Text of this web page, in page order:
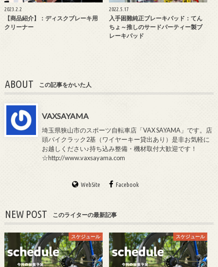
2023.2.2
【商品紹介】：ディスクブレーキ用
クリーナー
2022.5.17
入手困難純正ブレーキパッド：てん
ちょ～推しのサードパーティー製ブ
レーキパッド
ABOUT この記事をかいた人
VAXSAYAMA
埼玉県狭山市のスポーツ自転車店「VAX SAYAMA」です。店
頭バイクラック2基（ワイヤーキー貸出あり）是非お気軽に
お越しください♪持ち込み整備・機材取付大歓迎です！
☆http://www.vaxsayama.com
WebSite Facebook
NEW POST このライターの最新記事
スケジュール スケジュール